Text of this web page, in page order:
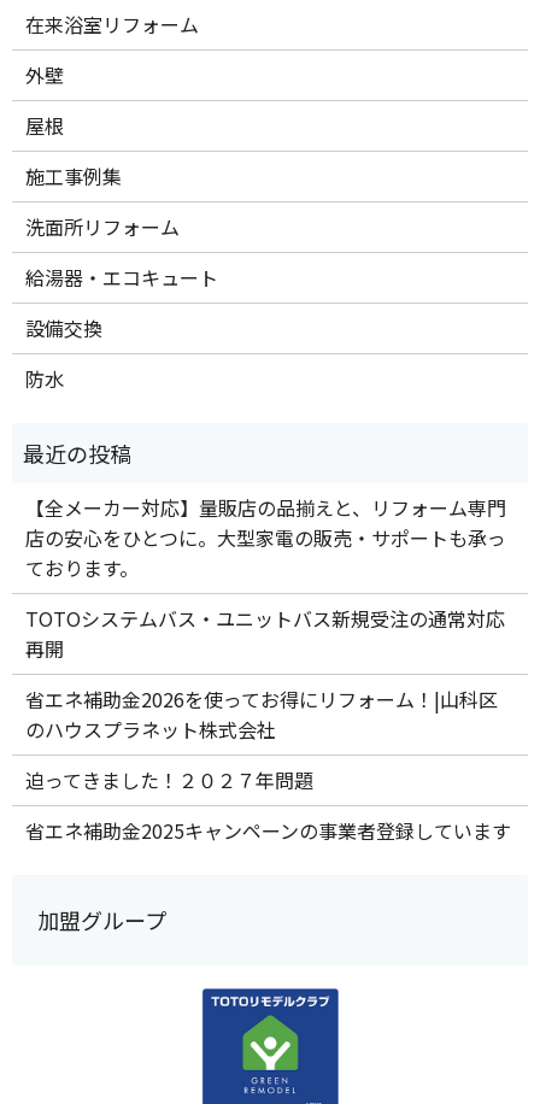
在来浴室リフォーム
外壁
屋根
施工事例集
洗面所リフォーム
給湯器・エコキュート
設備交換
防水
【全メーカー対応】量販店の品揃えと、リフォーム専門
店の安心をひとつに。大型家電の販売・サポートも承っ
ております。
TOTOシステムバス・ユニットバス新規受注の通常対応
再開
省エネ補助金2026を使ってお得にリフォーム！|山科区
のハウスプラネット株式会社
迫ってきました！２０２７年問題
省エネ補助金2025キャンペーンの事業者登録しています
加盟グループ